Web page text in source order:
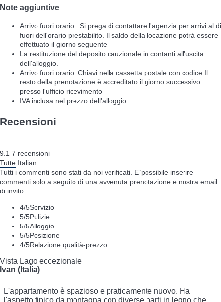
Note aggiuntive
Arrivo fuori orario : Si prega di contattare l'agenzia per arrivi al di
fuori dell'orario prestabilito. Il saldo della locazione potrà essere
effettuato il giorno seguente
La restituzione del deposito cauzionale in contanti all'uscita
dell'alloggio.
Arrivo fuori orario: Chiavi nella cassetta postale con codice.Il
resto della prenotazione è accreditato il giorno successivo
presso l'ufficio ricevimento
IVA inclusa nel prezzo dell'alloggio
Recensioni
9.1 7 recensioni
Tutte Italian
Tutti i commenti sono stati da noi verificati. E`possibile inserire
commenti solo a seguito di una avvenuta prenotazione e nostra email
di invito.
4/5Servizio
5/5Pulizie
5/5Alloggio
5/5Posizione
4/5Relazione qualità-prezzo
Vista Lago eccezionale
Ivan (Italia)
L'appartamento è spazioso e praticamente nuovo. Ha
l'aspetto tipico da montagna con diverse parti in legno che